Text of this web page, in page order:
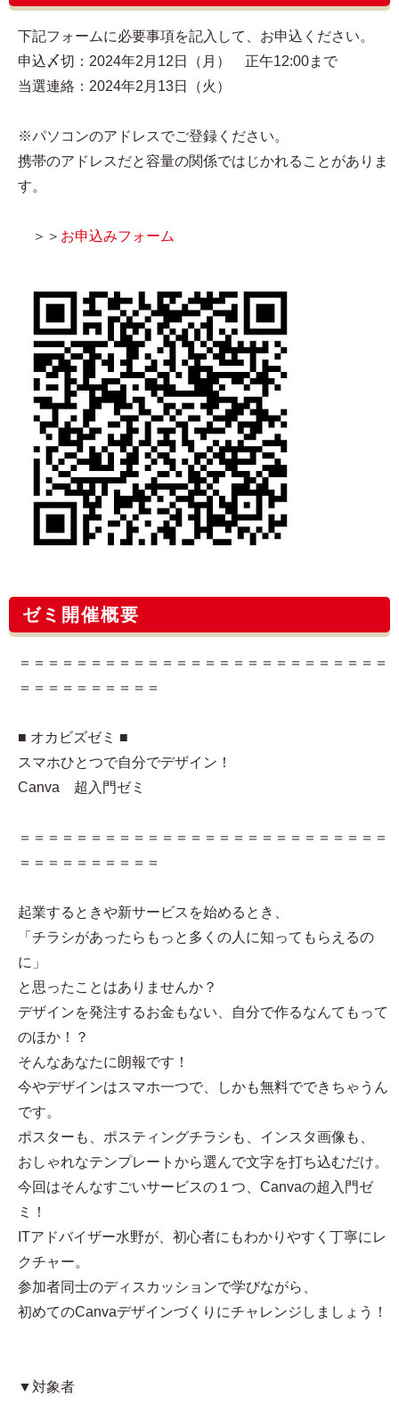
下記フォームに必要事項を記入して、お申込ください。
申込〆切：2024年2月12日（月） 正午12:00まで
当選連絡：2024年2月13日（火）
※パソコンのアドレスでご登録ください。
携帯のアドレスだと容量の関係ではじかれることがありま
す。
＞＞ お申込みフォーム
ゼミ開催概要
＝＝＝＝＝＝＝＝＝＝＝＝＝＝＝＝＝＝＝＝＝＝＝＝＝＝
＝＝＝＝＝＝＝＝＝＝
■ オカビズゼミ ■
スマホひとつで自分でデザイン！
Canva 超入門ゼミ
＝＝＝＝＝＝＝＝＝＝＝＝＝＝＝＝＝＝＝＝＝＝＝＝＝＝
＝＝＝＝＝＝＝＝＝＝
起業するときや新サービスを始めるとき、
「チラシがあったらもっと多くの人に知ってもらえるの
に」
と思ったことはありませんか？
デザインを発注するお金もない、自分で作るなんてもって
のほか！？
そんなあなたに朗報です！
今やデザインはスマホ一つで、しかも無料でできちゃうん
です。
ポスターも、ポスティングチラシも、インスタ画像も、
おしゃれなテンプレートから選んで文字を打ち込むだけ。
今回はそんなすごいサービスの１つ、Canvaの超入門ゼ
ミ！
ITアドバイザー水野が、初心者にもわかりやすく丁寧にレ
クチャー。
参加者同士のディスカッションで学びながら、
初めてのCanvaデザインづくりにチャレンジしましょう！
▼対象者